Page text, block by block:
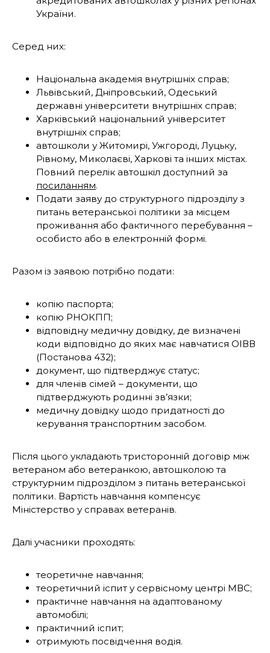
України.
Серед них:
Національна академія внутрішніх справ;
Львівський, Дніпровський, Одеський
державні університети внутрішніх справ;
Харківський національний університет
внутрішніх справ;
автошколи у Житомирі, Ужгороді, Луцьку,
Рівному, Миколаєві, Харкові та інших містах.
Повний перелік автошкіл доступний за
посиланням.
Подати заяву до структурного підрозділу з
питань ветеранської політики за місцем
проживання або фактичного перебування –
особисто або в електронній формі.
Разом із заявою потрібно подати:
копію паспорта;
копію РНОКПП;
відповідну медичну довідку, де визначені
коди відповідно до яких має навчатися ОІВВ
(Постанова 432);
документ, що підтверджує статус;
для членів сімей – документи, що
підтверджують родинні зв’язки;
медичну довідку щодо придатності до
керування транспортним засобом.
Після цього укладають тристоронній договір між
ветераном або ветеранкою, автошколою та
структурним підрозділом з питань ветеранської
політики. Вартість навчання компенсує
Міністерство у справах ветеранів.
Далі учасники проходять:
теоретичне навчання;
теоретичний іспит у сервісному центрі МВС;
практичне навчання на адаптованому
автомобілі;
практичний іспит;
отримують посвідчення водія.